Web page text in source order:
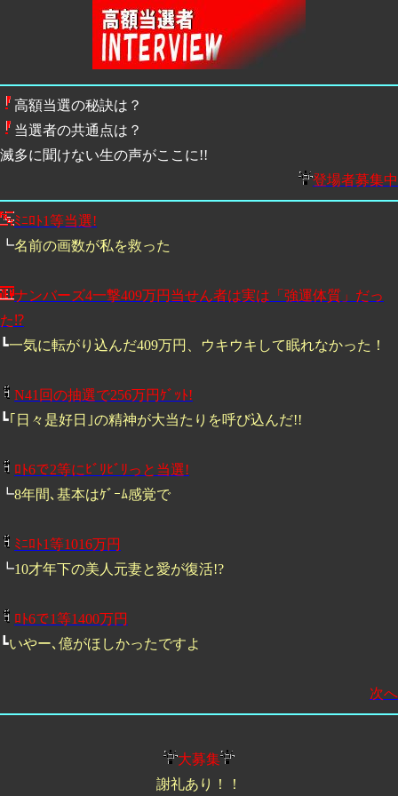
高額当選の秘訣は？
当選者の共通点は？
滅多に聞けない生の声がここに!!
登場者募集中
ﾐﾆﾛﾄ1等当選!
┗名前の画数が私を救った
ナンバーズ4一撃409万円当せん者は実は「強運体質」だっ
た⁉
┗一気に転がり込んだ409万円、ウキウキして眠れなかった！
N41回の抽選で256万円ｹﾞｯﾄ!
┗｢日々是好日｣の精神が大当たりを呼び込んだ!!
ﾛﾄ6で2等にﾋﾞﾘﾋﾞﾘっと当選!
┗8年間､基本はｹﾞｰﾑ感覚で
ﾐﾆﾛﾄ1等1016万円
┗10才年下の美人元妻と愛が復活!?
ﾛﾄ6で1等1400万円
┗いやー､億がほしかったですよ
次へ
大募集
謝礼あり！！